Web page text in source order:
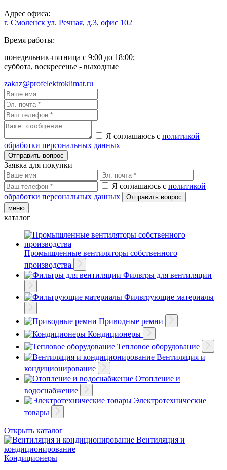
Адрес офиса:
г. Смоленск ул. Речная, д.3, офис 102
Время работы:
понедельник-пятница с 9:00 до 18:00;
суббота, воскресенье - выходные
zakaz@profelektroklimat.ru
Я соглашаюсь с политикой
обработки персональных данных
Заявка для покупки
Я соглашаюсь с политикой
обработки персональных данных
меню
каталог
Промышленные вентиляторы собственного
производства
Фильтры для вентиляции
Фильтрующие материалы
Приводные ремни
Кондиционеры
Тепловое оборудование
Вентиляция и
кондиционирование
Отопление и
водоснабжение
Электротехнические
товары
Открыть каталог
Вентиляция и
кондиционирование
Кондиционеры